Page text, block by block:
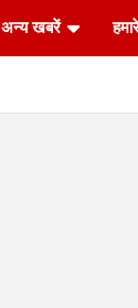
अन्य खबरें